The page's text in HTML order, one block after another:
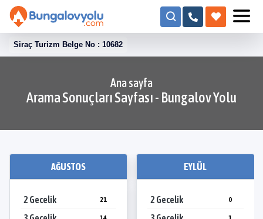
Siraç Turizm Belge No : 10682
Ana sayfa
Arama Sonuçları Sayfası - Bungalov Yolu
AĞUSTOS
2 Gecelik 21
EYLÜL
2 Gecelik 0